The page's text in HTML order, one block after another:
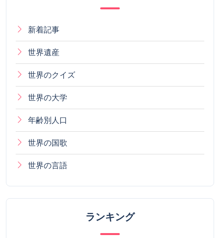
新着記事
世界遺産
世界のクイズ
世界の大学
年齢別人口
世界の国歌
世界の言語
ランキング